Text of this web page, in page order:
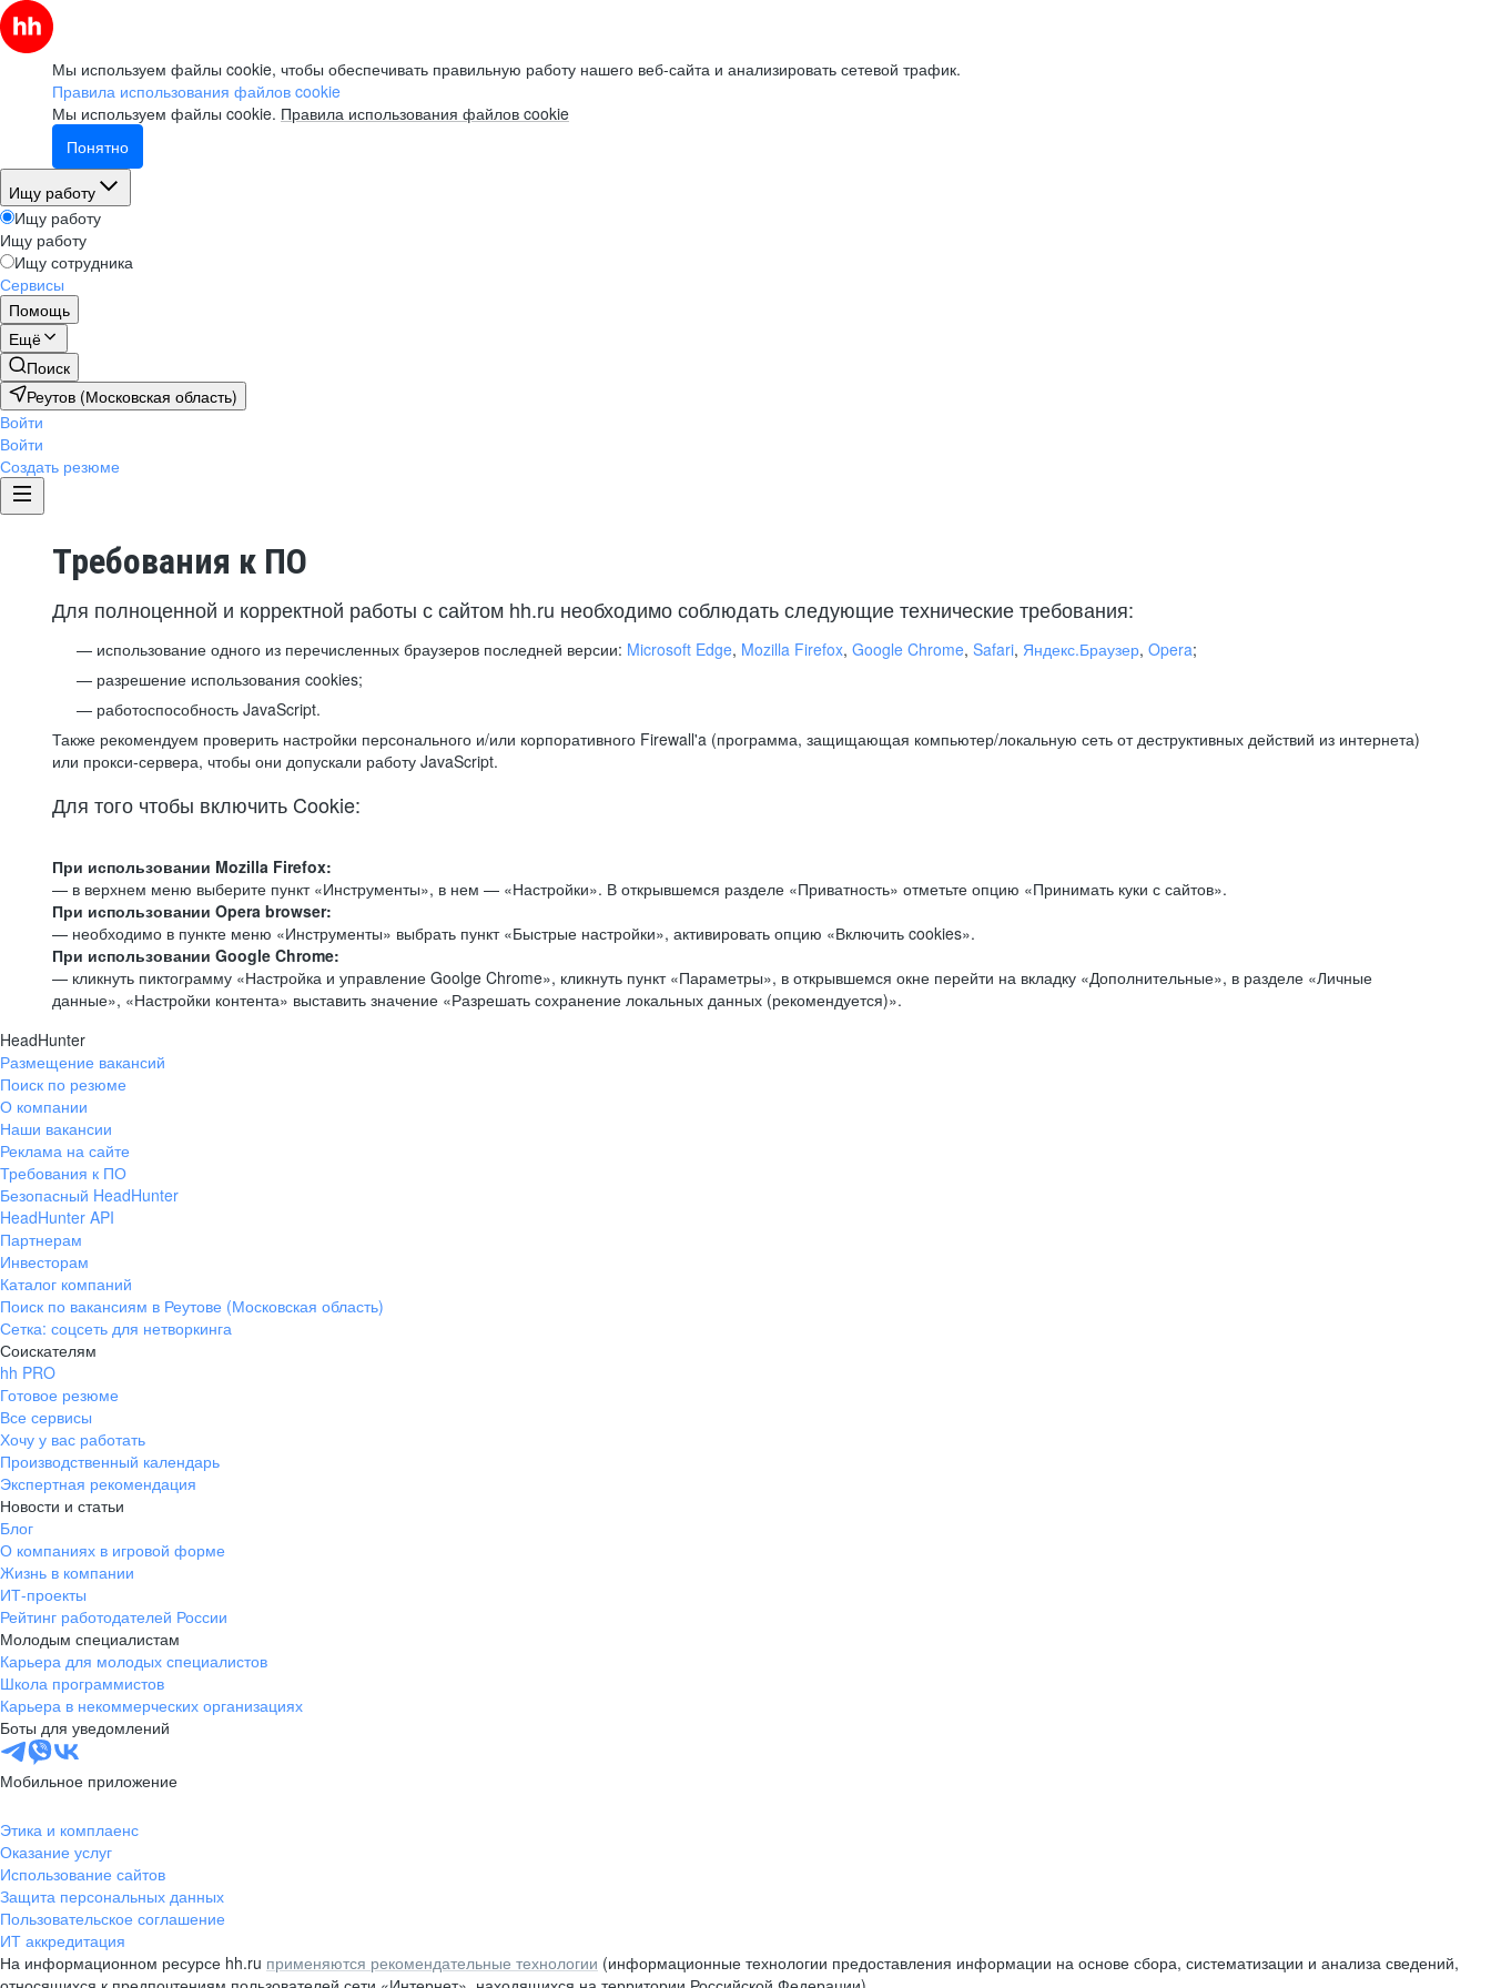
Мы используем файлы cookie, чтобы обеспечивать правильную работу нашего веб-сайта и анализировать сетевой трафик.
Правила использования файлов cookie
Мы используем файлы cookie. Правила использования файлов cookie
Понятно
Ищу работу
Ищу работу
Ищу работу
Ищу сотрудника
Сервисы
Помощь
Ещё
Поиск
Реутов (Московская область)
Войти
Войти
Создать резюме
Требования к ПО
Для полноценной и корректной работы с сайтом hh.ru необходимо соблюдать следующие технические требования:
использование одного из перечисленных браузеров последней версии: Microsoft Edge, Mozilla Firefox, Google Chrome, Safari, Яндекс.Браузер, Opera;
разрешение использования cookies;
работоспособность JavaScript.
Также рекомендуем проверить настройки персонального и/или корпоративного Firewall'a (программа, защищающая компьютер/локальную сеть от деструктивных действий из интернета)
или прокси-сервера, чтобы они допускали работу JavaScript.
Для того чтобы включить Cookie:
При использовании Mozilla Firefox:
— в верхнем меню выберите пункт «Инструменты», в нем — «Настройки». В открывшемся разделе «Приватность» отметьте опцию «Принимать куки с сайтов».
При использовании Opera browser:
— необходимо в пункте меню «Инструменты» выбрать пункт «Быстрые настройки», активировать опцию «Включить cookies».
При использовании Google Chrome:
— кликнуть пиктограмму «Настройка и управление Goolge Chrome», кликнуть пункт «Параметры», в открывшемся окне перейти на вкладку «Дополнительные», в разделе «Личные
данные», «Настройки контента» выставить значение «Разрешать сохранение локальных данных (рекомендуется)».
HeadHunter
Размещение вакансий
Поиск по резюме
О компании
Наши вакансии
Реклама на сайте
Требования к ПО
Безопасный HeadHunter
HeadHunter API
Партнерам
Инвесторам
Каталог компаний
Поиск по вакансиям в Реутове (Московская область)
Сетка: соцсеть для нетворкинга
Соискателям
hh PRO
Готовое резюме
Все сервисы
Хочу у вас работать
Производственный календарь
Экспертная рекомендация
Новости и статьи
Блог
О компаниях в игровой форме
Жизнь в компании
ИТ-проекты
Рейтинг работодателей России
Молодым специалистам
Карьера для молодых специалистов
Школа программистов
Карьера в некоммерческих организациях
Боты для уведомлений
Мобильное приложение
Этика и комплаенс
Оказание услуг
Использование сайтов
Защита персональных данных
Пользовательское соглашение
ИТ аккредитация
На информационном ресурсе hh.ru применяются рекомендательные технологии (информационные технологии предоставления информации на основе сбора, систематизации и анализа сведений,